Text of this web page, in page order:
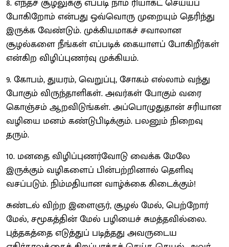
போகிறோம் என்பது ஒவ்வொரு முறையும் தெரிந்து
இருக்க வேண்டும். முக்கியமாகச் சவாலான
சூழல்களை நீங்கள் எப்படிக் கையாளப் போகிறீர்கள்
என்கிற விழிப்புணர்வு முக்கியம்.
9. கோபம், துயரம், வெறுப்பு, சோகம் எல்லாம் வந்து
போகும் விருந்தாளிகள். அவர்கள் போகும் வரை
கொஞ்சம் ஆறவிடுங்கள். அப்பொழுதுதான் சரியான
வழியை மனம் கண்டுபிடிக்கும். பலனும் நிறைவு
தரும்.
10. மனதை விழிப்புணர்வோடு வைக்க மேலே
இருக்கும் வழிகளைப் பின்பற்றினால் தெளிவு
வசப்படும். நிம்மதியான வாழ்க்கை கிடைக்கும்!
சுண்டல் விற்ற இளைஞர், சூழல் மேல், பெற்றோர்
மேல், சமூகத்தின் மேல் பழியைச் சுமத்தவில்லை.
புத்தகத்தை எடுத்துப் படித்தது அவருடைய